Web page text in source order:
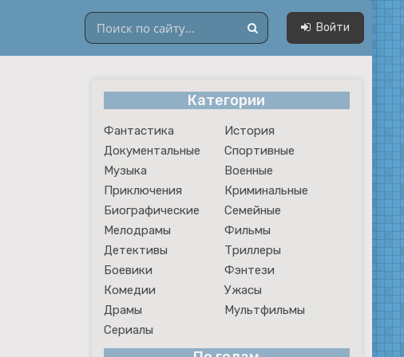
Мультфильмы
Сериалы
Войти
Категории
Фантастика
История
Документальные
Спортивные
Музыка
Военные
Приключения
Криминальные
Биографические
Семейные
Мелодрамы
Фильмы
Детективы
Триллеры
Боевики
Фэнтези
Комедии
Ужасы
Драмы
Мультфильмы
Сериалы